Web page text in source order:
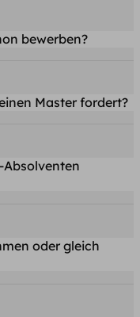
bewerben?
Master fordert?
oder gleich